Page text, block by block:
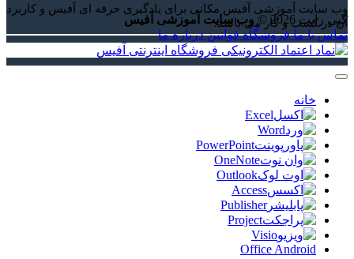
وب سایت آموزشی آفیس مکانی برای یادگیری حرفه ای آفیس و کاربرد
آن در کسب و کار می باشد.
کپی رایت 2026 ©
وب سایت آموزشی آفیس
تماس با ما فروشگاه قوانین درباره ما
خانه
Excel
Word
PowerPoint
OneNote
Outlook
Access
Publisher
Project
Visio
Office Android